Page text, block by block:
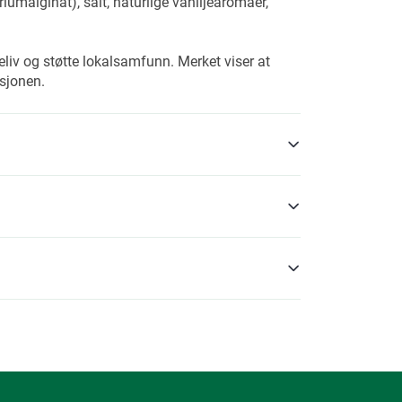
og støtte lokalsamfunn. Merket viser at